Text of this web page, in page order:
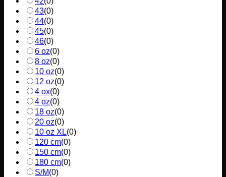
43(0)
44(0)
45(0)
46(0)
6 oz(0)
8 oz(0)
10 oz(0)
12 oz(0)
4 ox(0)
4 oz(0)
18 oz(0)
20 oz(0)
10 oz XL(0)
120 cm(0)
150 cm(0)
180 cm(0)
S/M(0)